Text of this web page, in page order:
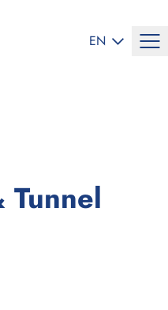
EN
Tunnel